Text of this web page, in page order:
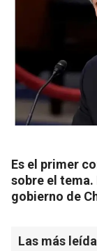
Es el primer
sobre el
gobierno de
Las más